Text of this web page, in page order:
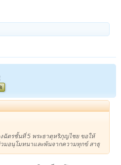
ฉัตรชั้นที่ 5 พระธาตุหริภุญไชย ขอให้
มอนุโมทนาและพ้นจากความทุกข์ สาธุ